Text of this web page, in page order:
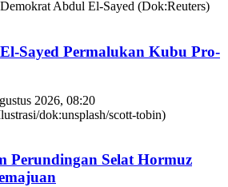
Sayed Permalukan Kubu Pro-
2026, 08:20
Perundingan Selat Hormuz